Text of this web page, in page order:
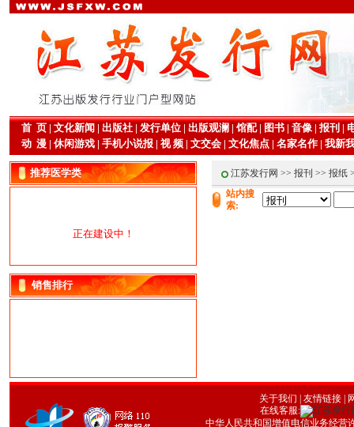
首 页| 文化新闻 | 出版社| 发行单位| 出版观澜 | 馆配| 图书| 音像| 报刊 |
动 漫| 休闲游戏| 手机小说报| 视 频| 文交会| 文化焦点| 名家名作| 我新
推荐医学类
正在建设中！
销售排行
江苏发行网 >> 报刊 >> 报纸
站内搜
索:
关于我们 友情链接 |
在线客服:
中华人民共和国增值电信业务经营